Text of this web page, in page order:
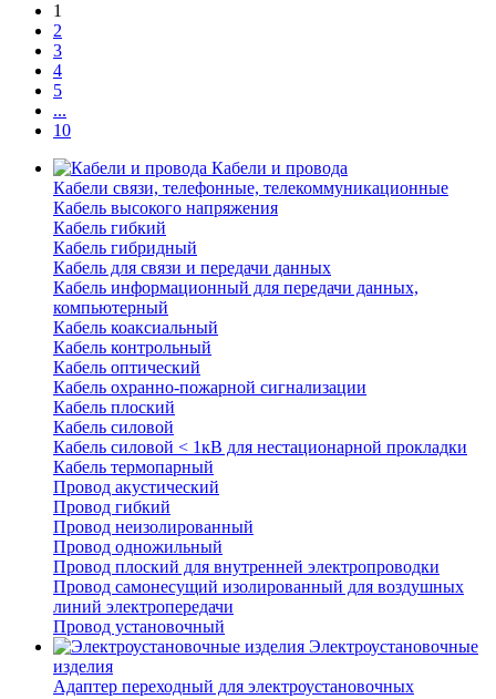
1
2
3
4
5
...
10
Кабели и провода
Кабели связи, телефонные, телекоммуникационные
Кабель высокого напряжения
Кабель гибкий
Кабель гибридный
Кабель для связи и передачи данных
Кабель информационный для передачи данных,
компьютерный
Кабель коаксиальный
Кабель контрольный
Кабель оптический
Кабель охранно-пожарной сигнализации
Кабель плоский
Кабель силовой
Кабель силовой < 1кВ для нестационарной прокладки
Кабель термопарный
Провод акустический
Провод гибкий
Провод неизолированный
Провод одножильный
Провод плоский для внутренней электропроводки
Провод самонесущий изолированный для воздушных
линий электропередачи
Провод установочный
Электроустановочные
изделия
Адаптер переходный для электроустановочных